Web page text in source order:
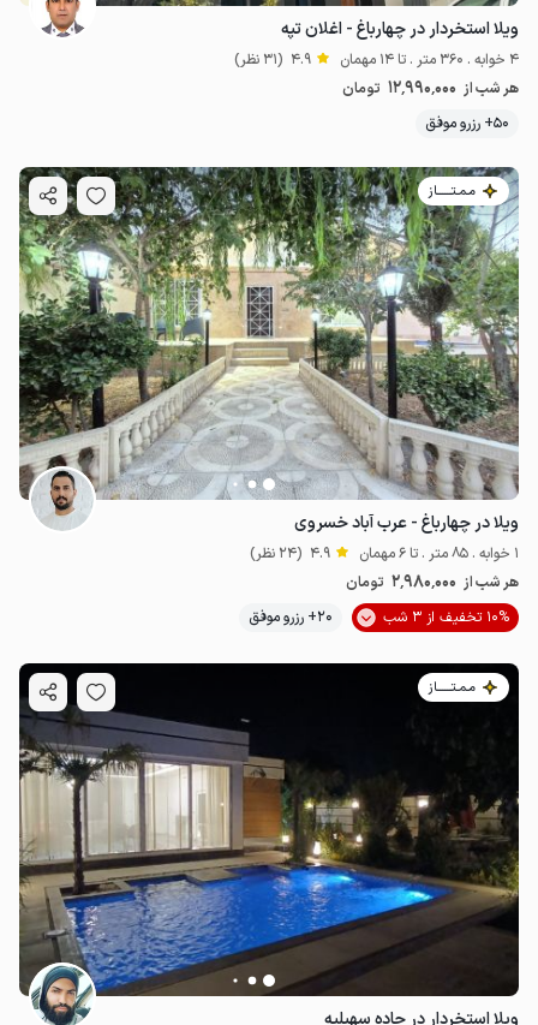
ویلا استخردار در چهارباغ - اغلان تپه
4 خوابه . 360 متر . تا 14 مهمان 4.9 (31 نظر)
هر شب از 12٬990٬000 تومان
50+ رزرو موفق
مـمـتــــــاز
ویلا در چهارباغ - عرب آباد خسروی
1 خوابه . 85 متر . تا 6 مهمان 4.9 (24 نظر)
هر شب از 2٬980٬000 تومان
10% تخفیف از 3 شب
20+ رزرو موفق
مـمـتــــــاز
ویلا استخردار در جاده سهیلیه